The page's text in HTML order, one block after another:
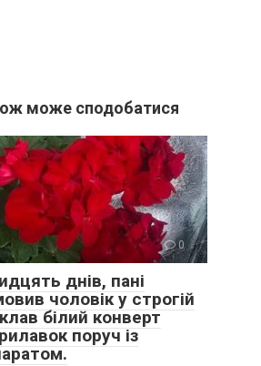
може сподобатися
0
днів, пані
чоловік у строгій
білий конверт
поруч із